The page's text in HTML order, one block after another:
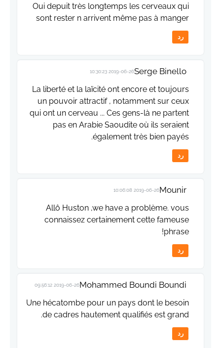
Oui depuit très longtemps les cerveaux qui
sont rester n arrivent même pas à manger
رد
Serge Binello
2019-06-26 10:30:23
La liberté et la laïcité ont encore et toujours
un pouvoir attractif , notamment sur ceux
qui ont un cerveau ... Ces gens-là ne partent
pas en Arabie Saoudite où ils seraient
également très bien payés.
رد
Mounir
2019-06-26 10:06:08
Allô Huston ,we have a problème. vous
connaissez certainement cette fameuse
phrase!
رد
Mohammed Boundi Boundi
2019-06-26 09:56:12
Une hécatombe pour un pays dont le besoin
de cadres hautement qualifiés est grand.
رد